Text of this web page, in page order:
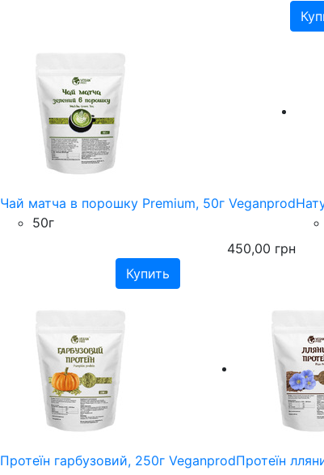
Чай матча в порошку Premium, 50г Veganprod
50г
450,00 грн
Протеїн гарбузовий, 250г VeganprodПротеїн